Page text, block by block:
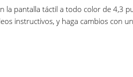
la pantalla táctil a todo color de 4,3
instructivos, y haga cambios con